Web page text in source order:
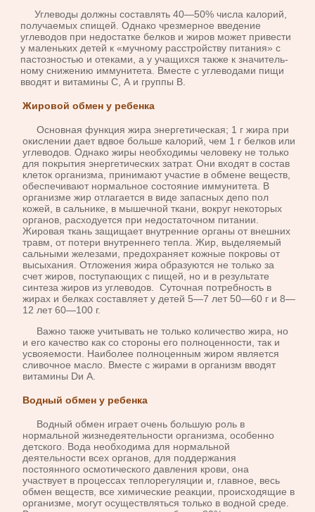
Углеводы должны составлять 40—50% числа калорий,
получаемыхспищей. Однако чрезмерное введение
углеводов при недостатке белков и жиров может привести
у маленьких детей к «мучному расстройству питания» с
пастозностью и отеками, а у учащихся также к значитель­
ному снижению иммунитета. Вместе с углеводами пищи
вводят и ви­тамины С, А и группы В.
Жировой обмен у ребенка
Основная функция жира энергетическая; 1 г жира при
окислении дает вдвое больше калорий, чем 1 г белков или
углеводов. Однако жиры необходимы человеку не только
для покрытия энергетических затрат. Они входят в состав
клеток организма, прини­мают участие в обмене веществ,
обеспечивают нормальное состояние иммунитета. В
организме жир отлагается в виде запасных депо пол
кожей, в сальнике, в мышечной ткани, вокруг некоторых
органов, расхо­дуется при недостаточном питании.
Жировая ткань защищает внутрен­ние органы от внешних
травм, от потери внутреннего тепла. Жир, выде­ляемый
сальными железами, предохраняет кожные покровы от
высыхания. Отложения жира образуются не только за
счет жиров, поступающих с пищей, но и в результате
синтеза жиров из углеводов. Суточная потребность в
жирах и белках составляет у детей 5—7 лет 50—60 г и 8—
12 лет 60—100 г.
Важно также учитывать не только количество жира, но
и его ка­чество как со стороны его полноценности, так и
усвояемости. Наиболее полноценным жиром является
сливочное масло. Вместе с жирами в организм вводят
витамины Dи А.
Водный обмен у ребенка
Водный обмен играет очень большую роль в
нормальной жизнедеятельности организма, особенно
детского. Вода необходима для нормальной
деятельности всех органов, для поддержа­ния
постоянного осмотического давления крови, она
участвует в про­цессах теплорегуляции и, главное, весь
обмен веществ, все химические реакции, происходящие в
организме, могут осуществляться только в водной среде.